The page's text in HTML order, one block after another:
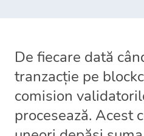
De fiecare dată
tranzacție pe
comision
procesează. Acest